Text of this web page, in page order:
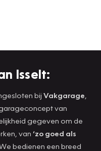
Isselt:
bij Vakgarage
van
gegeven om de
van ‘zo goed als
We bedienen een breed